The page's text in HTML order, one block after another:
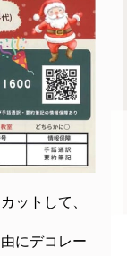
ットして、
にデコレー